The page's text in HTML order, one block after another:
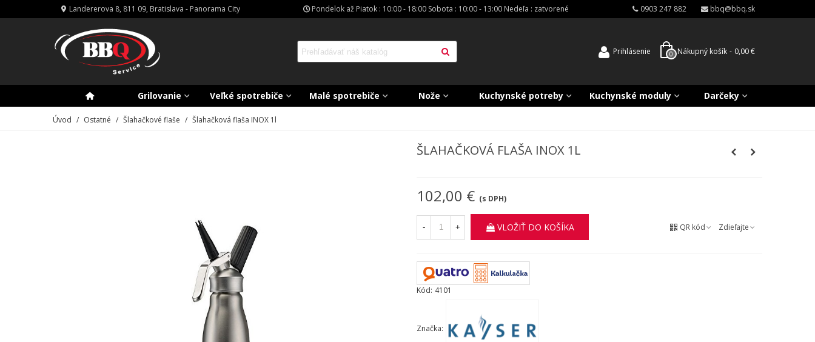
Landererova 8, 811 09, Bratislava - Panorama City Pondelok až Piatok : 10:00 - 18:00 Sobota : 10:00 - 13:00 Nedeľa : zatvorené 0903 247 882 bbq@bbq.sk
Prihlásenie 0 Nákupný košík - 0,00 €
Grilovanie Veľké spotrebiče Malé spotrebiče Nože Kuchynské potreby Kuchynské moduly Darčeky
Úvod / Ostatné / Šlahačkové flaše / Šlahačková flaša INOX 1l
ŠLAHAČKOVÁ FLAŠA INOX 1L
102,00 € (s DPH)
- + VLOŽIŤ DO KOŠÍKA QR kód Zdieľajte
Kód: 4101
Značka: